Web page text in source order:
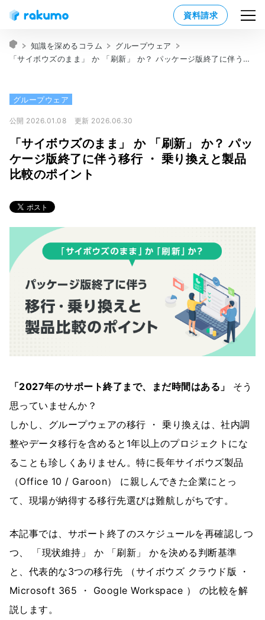
資料請求
知識を深めるコラム
グループウェア
「サイボウズのまま」 か 「刷新」 か？ パッケージ版終了に伴う移行 ・ 乗り換えと製品比較のポイント
グループウェア
公開 2026.01.08 更新 2026.06.30
「サイボウズのまま」 か 「刷新」 か？ パッ
ケージ版終了に伴う移行 ・ 乗り換えと製品
比較のポイント
「2027年のサポート終了まで、まだ時間はある」
そう
思っていませんか？
しかし、グループウェアの移行 ・ 乗り換えは、社内調
整やデータ移行を含めると1年以上のプロジェクトにな
ることも珍しくありません。特に長年サイボウズ製品
（Office 10 / Garoon） に親しんできた企業にとっ
て、現場が納得する移行先選びは難航しがちです。
本記事では、サポート終了のスケジュールを再確認しつ
つ、 「現状維持」 か 「刷新」 かを決める判断基準
と、代表的な3つの移行先 （サイボウズ クラウド版 ・
Microsoft 365 ・ Google Workspace ） の比較を解
説します。